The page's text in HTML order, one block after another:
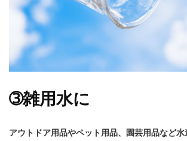
➂雑用水に
アウトドア用品やペット用品、園芸用品など